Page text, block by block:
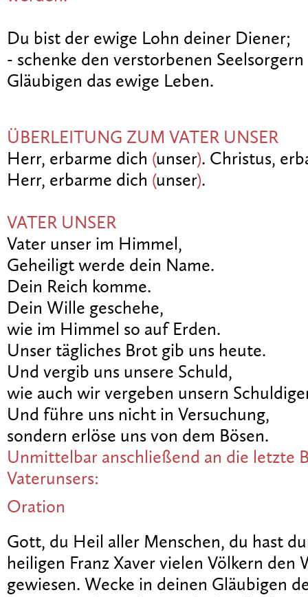
Du bist der ewige Lohn deiner Diener;
- schenke den verstorbenen
Gläubigen das ewige Leben.
ÜBERLEITUNG ZUM VATER UNSER
Herr, erbarme dich (unser). Christus,
Herr, erbarme dich (unser).
VATER UNSER
Vater unser im Himmel,
Geheiligt werde dein Name.
Dein Reich komme.
Dein Wille geschehe,
wie im Himmel so auf Erden.
Unser tägliches Brot gib uns heute.
Und vergib uns unsere Schuld,
wie auch wir vergeben unsern
Und führe uns nicht in Versuchung,
sondern erlöse uns von dem Bösen.
Unmittelbar anschließend an die letzte
Vaterunsers:
Oration
Gott, du Heil aller Menschen, du hast
heiligen Franz Xaver vielen Völkern den
gewiesen. Wecke in deinen Gläubigen